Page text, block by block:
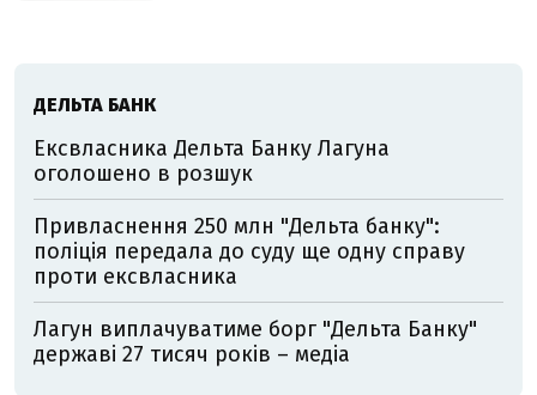
ДЕЛЬТА БАНК
Ексвласника Дельта Банку Лагуна
оголошено в розшук
Привласнення 250 млн "Дельта банку":
поліція передала до суду ще одну справу
проти ексвласника
Лагун виплачуватиме борг "Дельта Банку"
державі 27 тисяч років – медіа